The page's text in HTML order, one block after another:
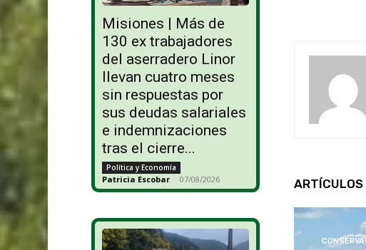
Misiones | Más de
130 ex trabajadores
del aserradero Linor
llevan cuatro meses
sin respuestas por
sus deudas salariales
e indemnizaciones
tras el cierre...
Política y Economía
Patricia Escobar - 07/08/2026 ARTÍCULOS